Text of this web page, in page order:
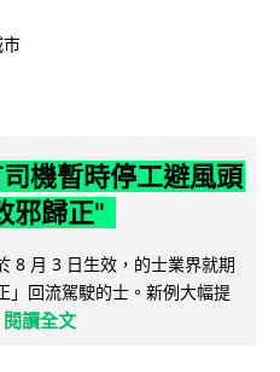
機暫時停工避風頭
邪歸正"
8 月 3 日生效，的士業界就期
」回流駕駛的士。新例大幅提
閱讀全文